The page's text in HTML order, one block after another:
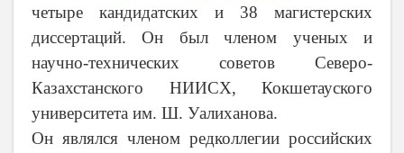
четыре кандидатских и 38 магистерских
диссертаций. Он был членом ученых и
научно-технических советов Северо-
Казахстанского НИИСХ, Кокшетауского
университета им. Ш. Уалиханова.
Он являлся членом редколлегии российских